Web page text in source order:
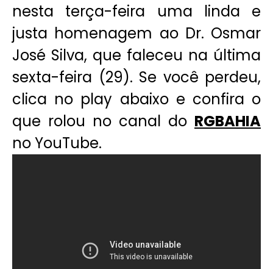
nesta terça-feira uma linda e
justa homenagem ao Dr. Osmar
José Silva, que faleceu na última
sexta-feira (29). Se você perdeu,
clica no play abaixo e confira o
que rolou no canal do RGBAHIA
no YouTube.